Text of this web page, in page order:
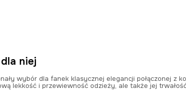
niej
wybór dla fanek klasycznej elegancji połączonej z
lekkość i przewiewność odzieży, ale także jej